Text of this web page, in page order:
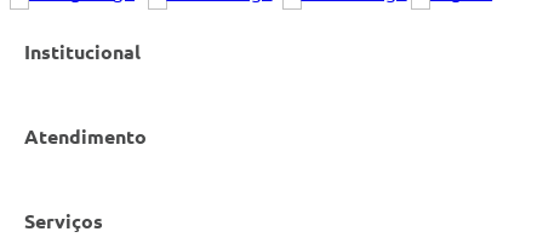
Institucional
Atendimento
Política de Privacidade
Serviços